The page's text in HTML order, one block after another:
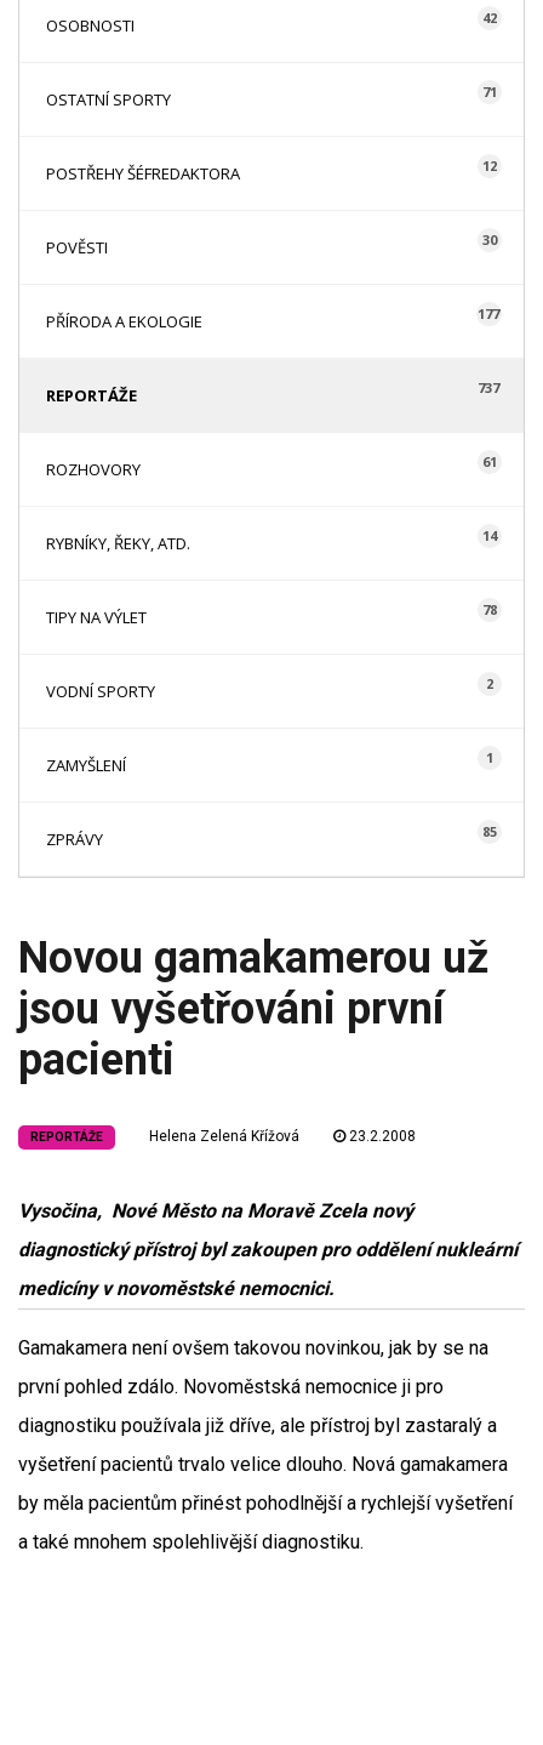
OSOBNOSTI 42
OSTATNÍ SPORTY 71
POSTŘEHY ŠÉFREDAKTORA 12
POVĚSTI 30
PŘÍRODA A EKOLOGIE 177
REPORTÁŽE 737
ROZHOVORY 61
RYBNÍKY, ŘEKY, ATD. 14
TIPY NA VÝLET 78
VODNÍ SPORTY 2
ZAMYŠLENÍ 1
ZPRÁVY 85
Novou gamakamerou už
jsou vyšetřováni první
pacienti
REPORTÁŽE Helena Zelená Křížová 23.2.2008
Vysočina, Nové Město na Moravě Zcela nový
diagnostický přístroj byl zakoupen pro oddělení nukleární
medicíny v novoměstské nemocnici.
Gamakamera není ovšem takovou novinkou, jak by se na
první pohled zdálo. Novoměstská nemocnice ji pro
diagnostiku používala již dříve, ale přístroj byl zastaralý a
vyšetření pacientů trvalo velice dlouho. Nová gamakamera
by měla pacientům přinést pohodlnější a rychlejší vyšetření
a také mnohem spolehlivější diagnostiku.